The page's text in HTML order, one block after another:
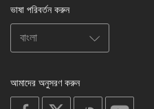
ভাষা পরিবর্তন করুন
আমাদের অনুসরণ করুন
on